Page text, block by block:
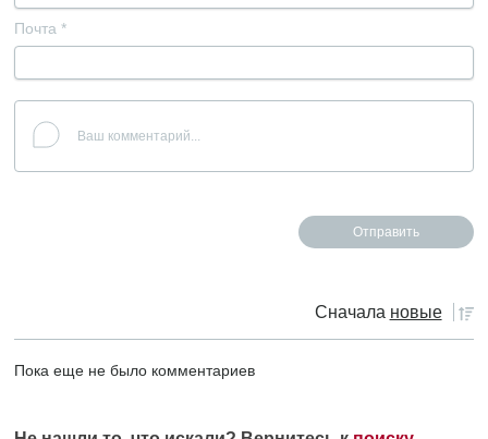
Почта *
Сначала новые
Пока еще не было комментариев